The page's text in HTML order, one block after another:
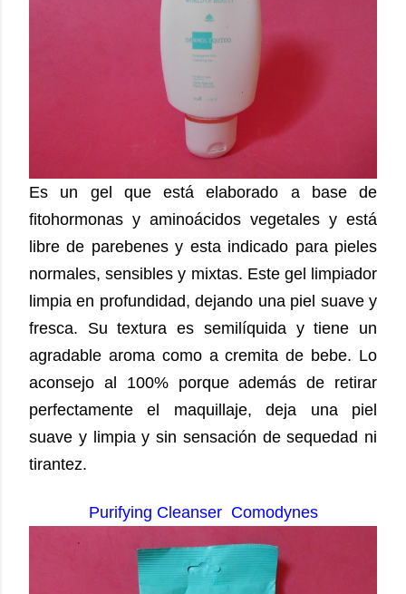
Es un gel que está elaborado a base de
fitohormonas y aminoácidos vegetales y está
libre de parebenes y esta indicado para pieles
normales, sensibles y mixtas. Este gel limpiador
limpia en profundidad, dejando una piel suave y
fresca. Su textura es semilíquida y tiene un
agradable aroma como a cremita de bebe. Lo
aconsejo al 100% porque además de retirar
perfectamente el maquillaje, deja una piel
suave y limpia y sin sensación de sequedad ni
tirantez.
Purifying Cleanser Comodynes